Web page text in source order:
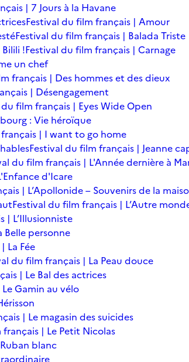
| 7 Jours à la Havane
Festival du film français | Amour
Festival du film français | Balada Triste
!Festival du film français | Carnage
un chef
français | Des hommes et des dieux
| Désengagement
film français | Eyes Wide Open
: Vie héroïque
| I want to go home
Festival du film français | Jeanne
du film français | L'Année dernière à
d'Icare
| L’Apollonide – Souvenirs de la
Festival du film français | L’Autre
| L’Illusionniste
Belle personne
La Fée
du film français | La Peau douce
| Le Bal des actrices
Gamin au vélo
| Le magasin des suicides
| Le Petit Nicolas
blanc